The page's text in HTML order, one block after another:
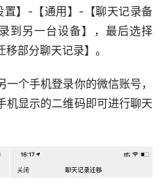
】-【通用】-【聊天记录备
到另一台设备】，最后选择
移部分聊天记录】。
个手机登录你的微信账号，
机显示的二维码即可进行聊天